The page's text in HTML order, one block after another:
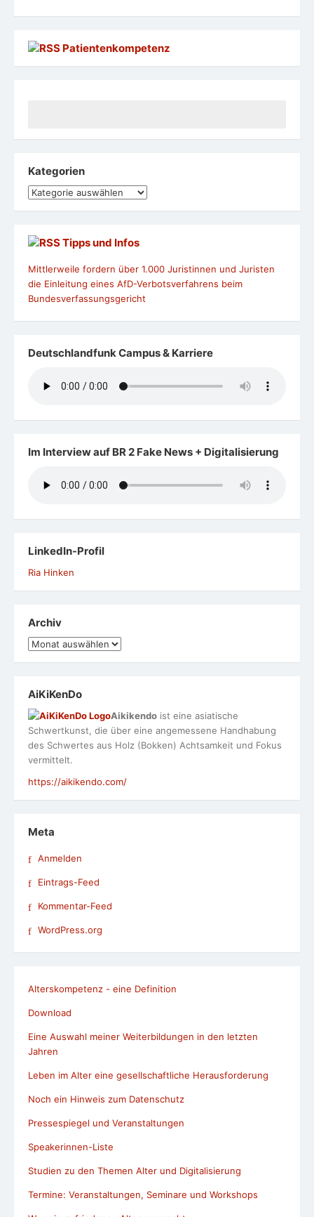
Patientenkompetenz
Kategorien
Kategorien
Tipps und Infos
Mittlerweile fordern über 1.000 Juristinnen und Juristen
die Einleitung eines AfD-Verbotsverfahrens beim
Bundesverfassungsgericht
Deutschlandfunk Campus & Karriere
Im Interview auf BR 2 Fake News + Digitalisierung
LinkedIn-Profil
Ria Hinken
Archiv
Archiv
AiKiKenDo
Aikikendo ist eine asiatische
Schwertkunst, die über eine angemessene Handhabung
des Schwertes aus Holz (Bokken) Achtsamkeit und Fokus
vermittelt.
https://aikikendo.com/
Meta
Anmelden
Eintrags-Feed
Kommentar-Feed
WordPress.org
Alterskompetenz - eine Definition
Download
Eine Auswahl meiner Weiterbildungen in den letzten
Jahren
Leben im Alter eine gesellschaftliche Herausforderung
Noch ein Hinweis zum Datenschutz
Pressespiegel und Veranstaltungen
Speakerinnen-Liste
Studien zu den Themen Alter und Digitalisierung
Termine: Veranstaltungen, Seminare und Workshops